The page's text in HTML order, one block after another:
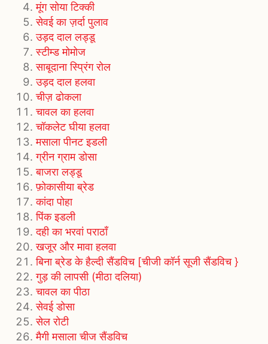
मूंग सोया टिक्की
सेवई का ज़र्दा पुलाव
उड़द दाल लड्डू
स्टीम्ड मोमोज
साबूदाना स्प्रिंग रोल
उड़द दाल हलवा
चीज़ ढोकला
चावल का हलवा
चॉकलेट घीया हलवा
मसाला पीनट इडली
ग्रीन ग्राम डोसा
बाजरा लड्डू
फ़ोकासीया ब्रेड
कांदा पोहा
पिंक इडली
दही का भरवां पराठाँ
खजूर और मावा हलवा
बिना ब्रेड के हैल्दी सैंडविच [चीजी कॉर्न सूजी सैंडविच }
गुड़ की लापसी (मीठा दलिया)
चावल का पीठा
सेवई डोसा
सेल रोटी
मैगी मसाला चीज सैंडविच